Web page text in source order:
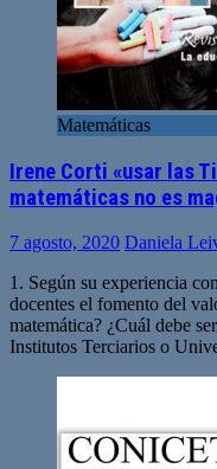
Matemáticas
Irene Corti «usar las
matemáticas no es
7 agosto, 2020 Daniela
1. Según su experiencia
docentes el fomento del
matemática? ¿Cuál debe
Institutos Terciarios o